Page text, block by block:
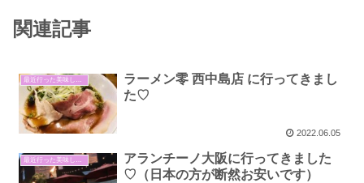
関連記事
最近行った美味しいご飯屋さん＆カフェ
ラーメン零 西中島店 に行ってきまし
た♡
2022.06.05
最近行った美味しいご飯屋さん＆カフェ
アランチーノ大阪に行ってきました
♡（日本の方が断然お安いです）